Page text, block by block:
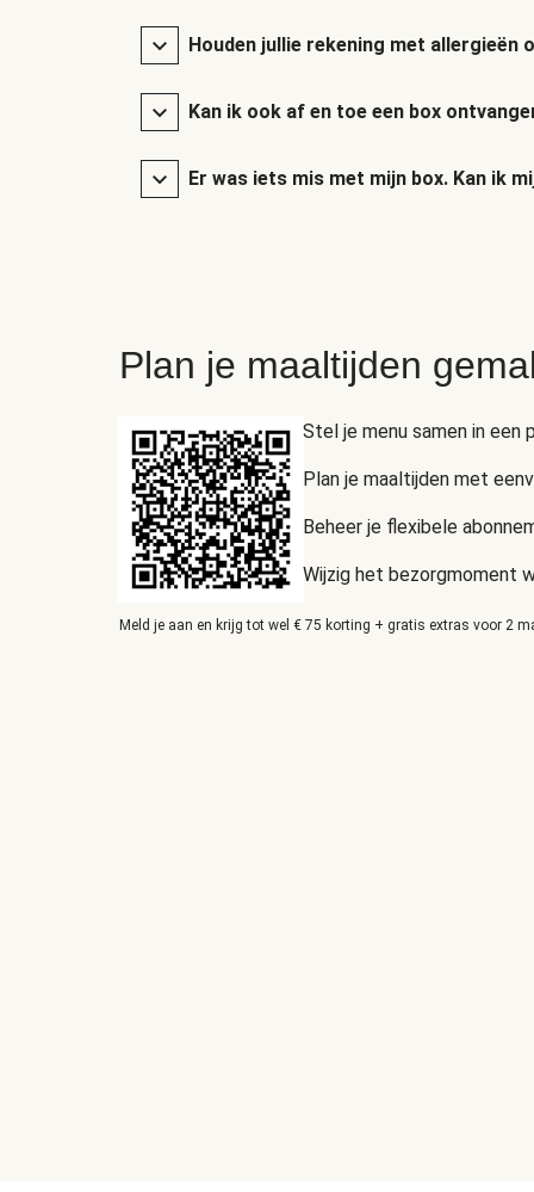
Houden jullie rekening met allergieën
Kan ik ook af en toe een box
Er was iets mis met mijn box. Kan ik
Plan je maaltijden
Stel je menu samen in een
Plan je maaltijden met
Beheer je flexibele
Wijzig het bezorgmoment
Meld je aan en krijg tot wel € 75 korting + gratis extras voor 2